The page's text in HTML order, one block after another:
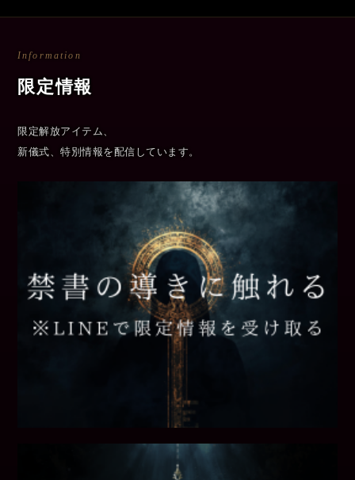
Information
限定情報
限定解放アイテム、
新儀式、特別情報を配信しています。